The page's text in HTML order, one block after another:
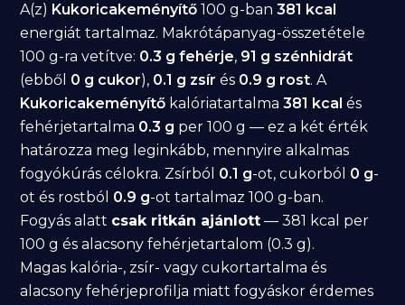
A(z) Kukoricakeményítő 100 g-ban381 kcal
energiát tartalmaz. Makrótápanyag-összetétele
100 g-ra vetítve: 0.3 g fehérje, 91 g szénhidrát
(ebből 0 g cukor), 0.1 g zsír és 0.9 g rost. A
Kukoricakeményítő kalóriatartalma381 kcal és
fehérjetartalma 0.3 g per 100 g — ez a két érték
határozza meg leginkább, mennyire alkalmas
fogyókúrás célokra. Zsírból 0.1 g-ot, cukorból 0 g-
ot és rostból 0.9 g-ot tartalmaz 100 g-ban.
Fogyás alatt csak ritkán ajánlott — 381 kcal per
100 g és alacsony fehérjetartalom (0.3 g).
Magas kalória-, zsír- vagy cukortartalma és
alacsony fehérjeprofilja miatt fogyáskor érdemes